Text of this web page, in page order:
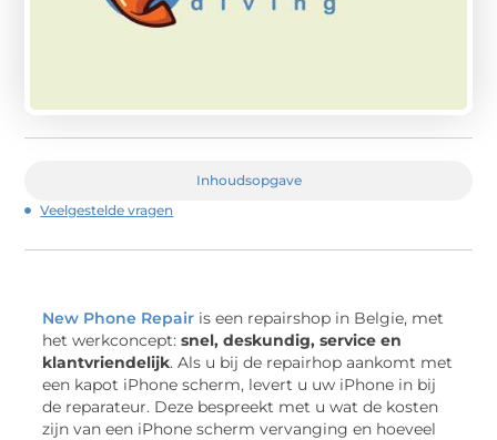
Inhoudsopgave
Veelgestelde vragen
New Phone Repair is een repairshop in Belgie, met
het werkconcept:snel, deskundig, service en
klantvriendelijk. Als u bij de repairhop aankomt met
een kapot iPhone scherm, levert u uw iPhone in bij
de reparateur. Deze bespreekt met u wat de kosten
zijn van een iPhone scherm vervanging en hoeveel